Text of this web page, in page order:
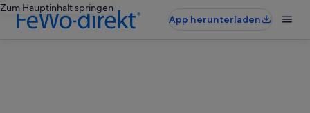
Zum Hauptinhalt springen
App herunterladen